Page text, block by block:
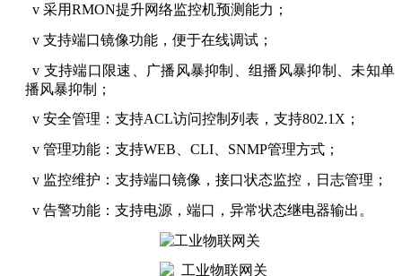
v 采用RMON提升网络监控机预测能力；
v 支持端口镜像功能，便于在线调试；
v 支持端口限速、广播风暴抑制、组播风暴抑制、未知单
播风暴抑制；
v 安全管理：支持ACL访问控制列表，支持802.1X ；
v 管理功能：支持WEB CLI SNMP管理方式；
v 监控维护：支持端口镜像，接口状态监控，日志管理；
v 告警功能：支持电源，端口，异常状态继电器输出。